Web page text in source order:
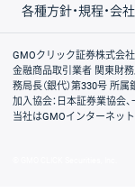
各種方針・規程・会
取引規程・約款
サイトマップ
その他のご案内
個人情報保護方針
最良執行方針
サイトのご利用
ディスクレイマー
信託保全
リスク説明
会社案内
GMOクリック証券株式会社
金融商品取引業者 関東財
務局長（銀代）第330号 所
加入協会：日本証券業協会
当社はGMOインターネット